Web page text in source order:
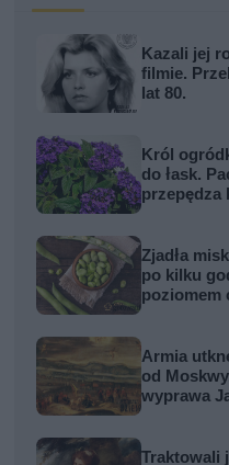
Kazali jej
filmie.
lat 80.
Król
do łask.
przepędza
Zjadła
po kilku
poziomem
Armia
od
wyprawa
Traktowali